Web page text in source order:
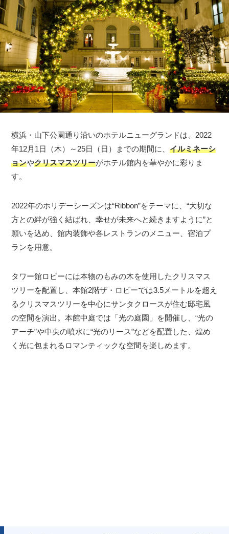
横浜・山下公園通り沿いのホテルニューグランドは、2022
年12月1日（木）～25日（日）までの期間に、イルミネーシ
ョンやクリスマスツリーがホテル館内を華やかに彩りま
す。
2022年のホリデーシーズンは“Ribbon”をテーマに、“大切な
方との絆が強く結ばれ、幸せが未来へと続きますように”と
願いを込め、館内装飾や各レストランのメニュー、宿泊プ
ランを用意。
タワー館ロビーには本物のもみの木を使用したクリスマス
ツリーを配置し、本館2階ザ・ロビーでは3.5メートルを超え
るクリスマスツリーを中心にサンタクロースが住む邸宅風
の空間を演出。本館中庭では「光の庭園」を開催し、“光の
アーチ”や中央の噴水に“光のリース”などを配置した、煌め
く光に包まれるロマンティックな空間を楽しめます。